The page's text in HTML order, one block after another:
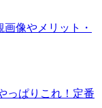
像やメリット・
っぱりこれ！定番